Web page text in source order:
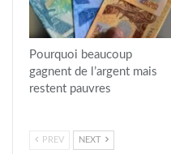
Pourquoi beaucoup
gagnent de l’argent mais
restent pauvres
PREV NEXT